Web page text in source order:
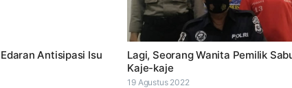
Antisipasi Isu
Lagi, Seorang Wanita Pemilik
Kaje-kaje
19 Agustus 2022